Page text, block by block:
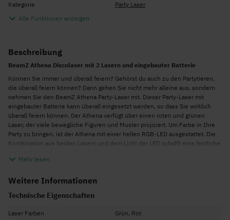
Beschreibung
BeamZ Athena Discolaser mit 2 Lasern und eingebauter Batterie
Können Sie immer und überall feiern? Gehörst du auch zu den Partytieren,
die überall feiern können? Dann gehen Sie nicht mehr alleine aus, sondern
nehmen Sie den BeamZ Athena Party-Laser mit. Dieser Party-Laser mit
eingebauter Batterie kann überall eingesetzt werden, so dass Sie wirklich
überall feiern können. Der Athena verfügt über einen roten und grünen
Laser, der viele bewegliche Figuren und Muster projiziert. Um Farbe in Ihre
Party zu bringen, ist der Athena mit einer hellen RGB-LED ausgestattet. Die
Kombination aus beiden Lasern und dem Licht der LED schafft eine festliche
Der Lasereffekt der Athena wird durch einen roten 100mW und einen grünen
bewegte Muster und Figuren umgewandelt. Die Athena verfügt über
abwechslungsreiche Lasershow.
Mehr lesen
Weitere Informationen
Technische Eigenschaften
Laser Farben
Grün, Rot
Kategorie
Party Laser
Alle Funktionen anzeigen